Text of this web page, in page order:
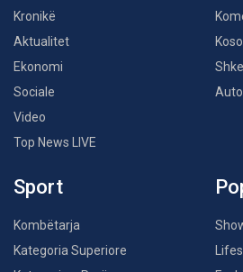
Kronikë
Aktualitet
Ekonomi
Sociale
Video
Top News LIVE
Auto
Sport
Kombëtarja
Kategoria Superiore